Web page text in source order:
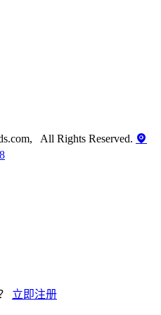
All Rights Reserved.
立即注册